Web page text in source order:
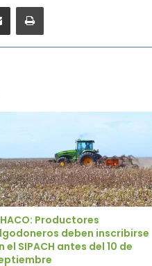
Productores
deben inscribirse
el SIPACH antes del 10 de